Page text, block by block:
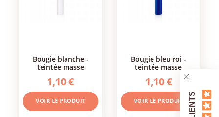
bougie blanche -
teintée masse
1,10 €
VOIR LE PRODUIT
bougie bleu roi -
teintée masse
1,10 €
VOIR LE PRODUIT